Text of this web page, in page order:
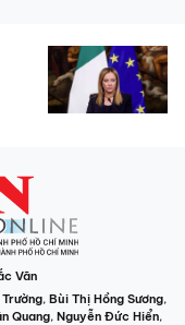
Văn
, Bùi Thị Hồng Sương,
Quang, Nguyễn Đức Hiển,